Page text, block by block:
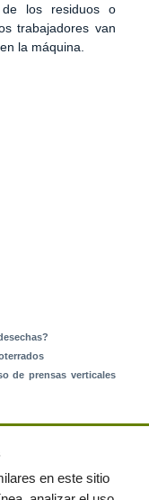
de los residuos o
trabajadores van
la máquina.
de prensas verticales
en este sitio